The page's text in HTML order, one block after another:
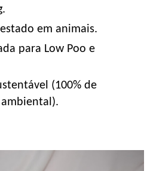
em animais.
para Low Poo e
(100% de